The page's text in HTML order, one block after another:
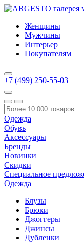
Женщины
Мужчины
Интерьер
Покупателям
+7 (499) 250-55-03
Одежда
Обувь
Аксессуары
Бренды
Новинки
Скидки
Специальное
Одежда
Блузы
Брюки
Джоггеры
Джинсы
Дубленки